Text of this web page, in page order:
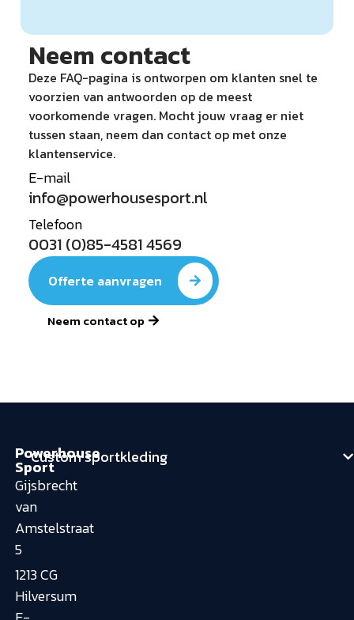
Neem contact
Deze FAQ-pagina is ontworpen om klanten snel te
voorzien van antwoorden op de meest
voorkomende vragen. Mocht jouw vraag er niet
tussen staan, neem dan contact op met onze
klantenservice.
E-mail
info@powerhousesport.nl
Telefoon
0031 (0)85-4581 4569
Offerte aanvragen
Neem contact op
Powerhouse
Sport
Gijsbrecht
van
Amstelstraat
5
1213 CG
Hilversum
Custom sportkleding